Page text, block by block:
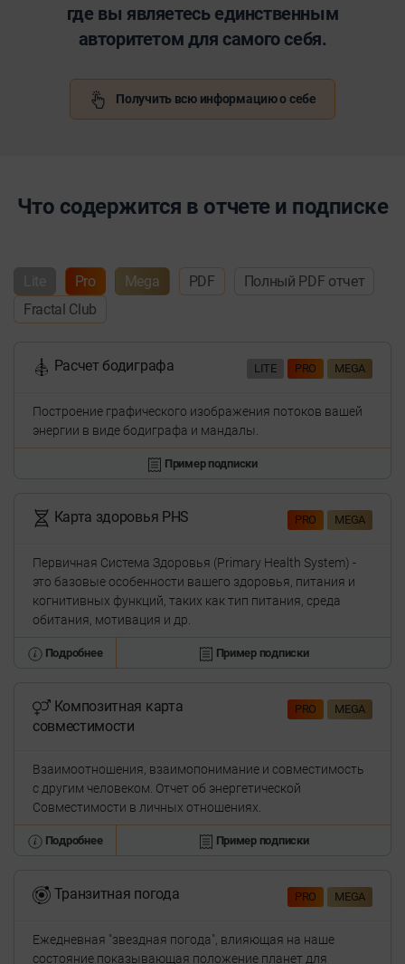
где вы являетесь единственным
авторитетом для самого себя.
Получить всю информацию о себе
Что содержится в отчете и подписке
Pro Mega PDF
Полный PDF отчет
Fractal Club
LITE PRO MEGA
Расчет бодиграфа
Построение графического изображения потоков вашей
энергии в виде бодиграфа и мандалы.
Пример подписки
PRO MEGA
Карта здоровья PHS
Первичная Система Здоровья (Primary Health System) -
это базовые особенности вашего здоровья, питания и
когнитивных функций, таких как тип питания, среда
обитания, мотивация и др.
Подробнее Пример подписки
PRO MEGA
Композитная карта
совместимости
Взаимоотношения, взаимопонимание и совместимость
с другим человеком. Отчет об энергетической
Совместимости в личных отношениях.
Подробнее Пример подписки
PRO MEGA
Транзитная погода
Ежедневная "звездная погода", влияющая на наше
состояние показывающая положение планет для